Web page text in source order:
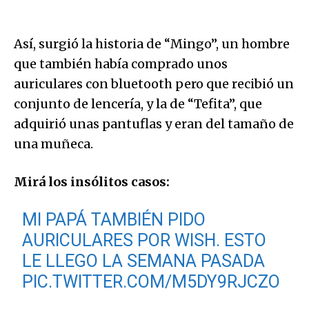
Así, surgió la historia de “Mingo”, un hombre
que también había comprado unos
auriculares con bluetooth pero que recibió un
conjunto de lencería, y la de “Tefita”, que
adquirió unas pantuflas y eran del tamaño de
una muñeca.
Mirá los insólitos casos:
MI PAPÁ TAMBIÉN PIDO
AURICULARES POR WISH. ESTO
LE LLEGO LA SEMANA PASADA
PIC.TWITTER.COM/M5DY9RJCZO